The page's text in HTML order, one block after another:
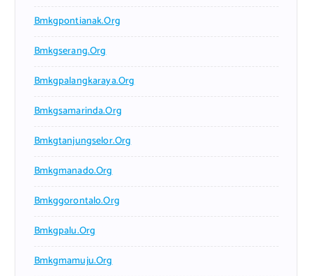
Bmkgpontianak.org
Bmkgserang.org
Bmkgpalangkaraya.org
Bmkgsamarinda.org
Bmkgtanjungselor.org
Bmkgmanado.org
Bmkggorontalo.org
Bmkgpalu.org
Bmkgmamuju.org